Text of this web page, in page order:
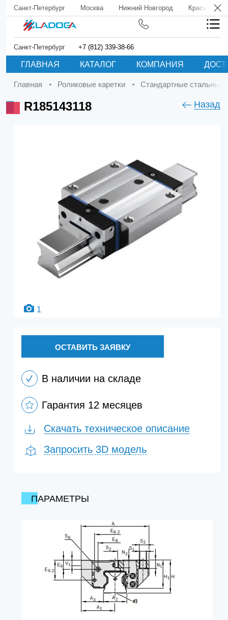
Санкт-Петербург Москва Нижний Новгород Краснодар
Санкт-Петербург +7 (812) 339-38-66
ГЛАВНАЯ КАТАЛОГ КОМПАНИЯ
Главная Роликовые каретки Стандартные стальные
R185143118 Назад
1
ОСТАВИТЬ ЗАЯВКУ
В наличии на складе
Гарантия 12 месяцев
Скачать техническое описание
Запросить 3D модель
ПАРАМЕТРЫ